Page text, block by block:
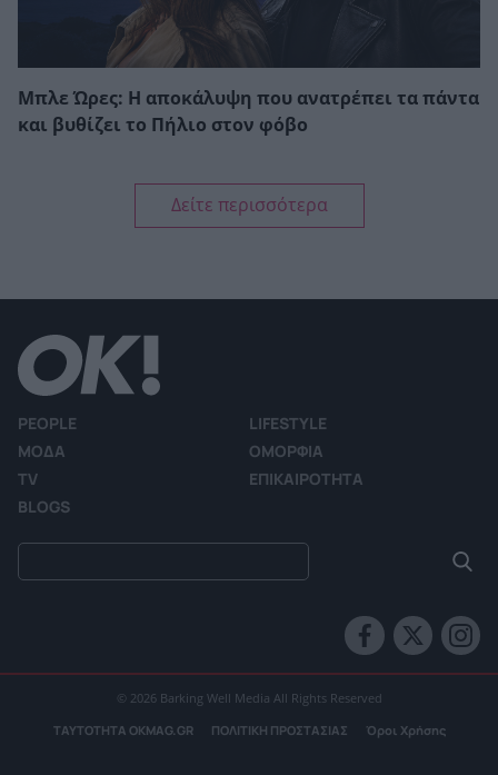
Μπλε Ώρες: Η αποκάλυψη που ανατρέπει τα πάντα
και βυθίζει το Πήλιο στον φόβο
Δείτε περισσότερα
PEOPLE
LIFESTYLE
ΜΟΔΑ
ΟΜΟΡΦΙΑ
TV
ΕΠΙΚΑΙΡΟΤΗΤΑ
BLOGS
© 2026 Barking Well Media All Rights Reserved
ΤΑΥΤΟΤΗΤΑ OKMAG.GR ΠΟΛΙΤΙΚΗ ΠΡΟΣΤΑΣΙΑΣ Όροι Χρήσης